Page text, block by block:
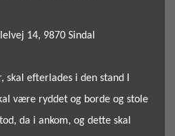
14, 9870 Sindal
skal efterlades i den stand I
være ryddet og borde og stole
da i ankom, og dette skal